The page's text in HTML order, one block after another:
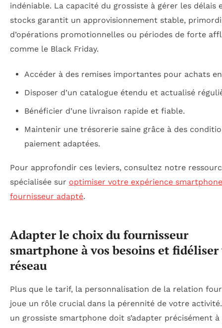
indéniable. La capacité du grossiste à gérer les délais
stocks garantit un approvisionnement stable,
d’opérations promotionnelles ou périodes de forte
comme le Black Friday.
Accéder à des remises importantes pour achats
Disposer d’un catalogue étendu et actualisé
Bénéficier d’une livraison rapide et fiable.
Maintenir une trésorerie saine grâce à des
paiement adaptées.
Pour approfondir ces leviers, consultez notre
spécialisée sur optimiser votre expérience
fournisseur adapté.
Adapter le choix du fournisseur
smartphone à vos besoins et
réseau
Plus que le tarif, la personnalisation de la relation
joue un rôle crucial dans la pérennité de votre
un grossiste smartphone doit s’adapter précisément à